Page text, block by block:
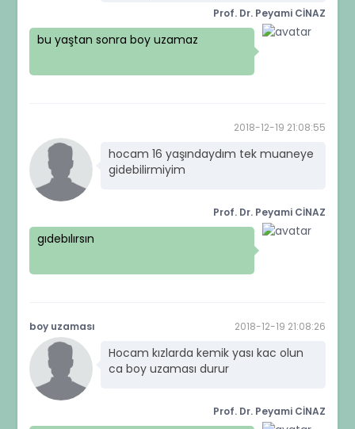
Prof. Dr. Peyami CİNAZ
bu yaştan sonra boy uzamaz
2018-12-19 21:08:55
hocam 16 yaşındaydım tek muaneye
gidebilirmiyim
Prof. Dr. Peyami CİNAZ
gıdebılırsın
boy uzaması 2018-12-19 21:08:26
Hocam kızlarda kemik yası kac olun
ca boy uzaması durur
Prof. Dr. Peyami CİNAZ